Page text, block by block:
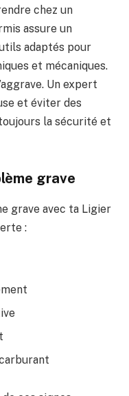
chez un
assure un
adaptés pour
et mécaniques.
Un expert
et éviter des
la sécurité et
grave
grave avec ta Ligier
: